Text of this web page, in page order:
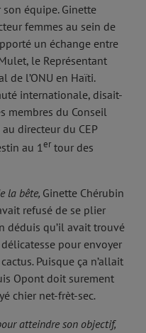
son équipe. Ginette
femmes au sein de
un échange entre
le Représentant
de l’ONU en Haïti.
internationale, disait-
membres du Conseil
directeur du CEP
au 1er tour des
la bête, Ginette Chérubin
refusé de se plier
déduis qu’il avait trouvé
pour envoyer
. Puisque ça n’allait
Opont doit surement
chier net-frèt-sec.
atteindre son objectif,